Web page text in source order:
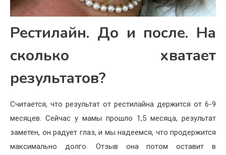
Рестилайн. До и после. На
сколько хватает
результатов?
Считается, что результат от рестилайна держится от 6-9
месяцев. Сейчас у мамы прошло 1,5 месяца, результат
заметен, он радует глаз, и мы надеемся, что продержится
максимально долго. Отзыв она потом оставит в